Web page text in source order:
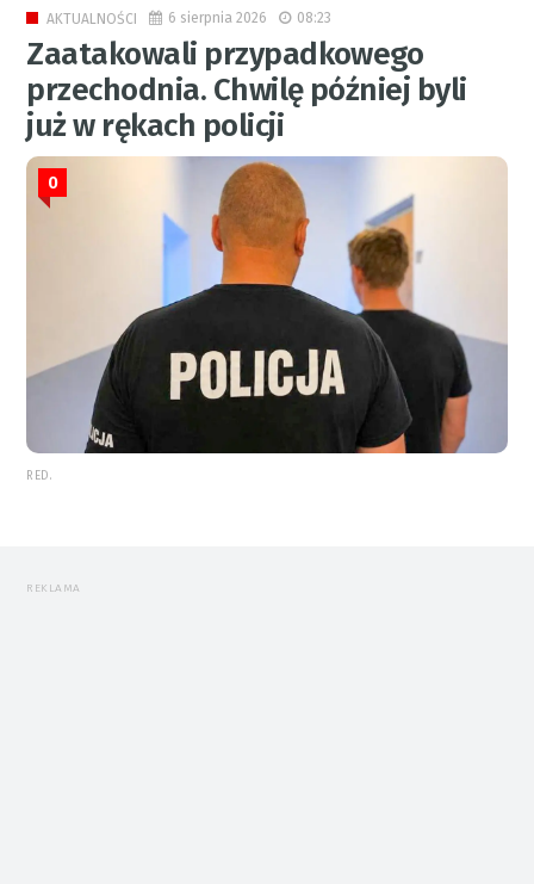
AKTUALNOŚCI 6 sierpnia 2026 08:23
Zaatakowali przypadkowego
przechodnia. Chwilę później byli
już w rękach policji
0
RED.
REKLAMA